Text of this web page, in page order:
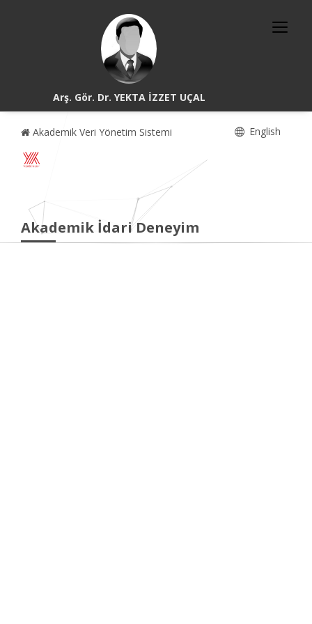
Arş. Gör. Dr. YEKTA İZZET UÇAL
Akademik Veri Yönetim Sistemi English
Akademik İdari Deneyim